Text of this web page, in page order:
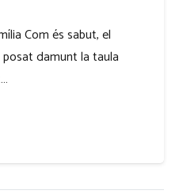
Com és sabut, el
damunt la taula